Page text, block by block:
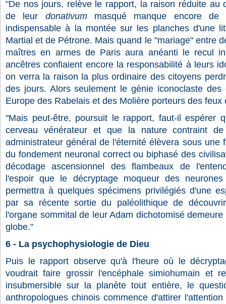
"De nos jours, relève le rapport, la raison réduite au
de leur
donativum
masqué manque encore de
indispensable à la montée sur les planches d'une
Martial et de Pétrone. Mais quand le "mariage" entre
maîtres en armes de Paris aura anéanti le recul
ancêtres confiaient encore la responsabilité à leurs
on verra la raison la plus ordinaire des citoyens
des jours. Alors seulement le génie iconoclaste
Europe des Rabelais et des Molière porteurs des
"Mais peut-être, poursuit le rapport, faut-il espérer
cerveau vénérateur et que la nature contraint
administrateur général de l'éternité élèvera sous une
du fondement neuronal correct ou biphasé des
décodage ascensionnel des flambeaux de
l'espoir que le décryptage moqueur des
permettra à quelques spécimens privilégiés d'une
par sa récente sortie du paléolithique de
l'organe sommital de leur Adam dichotomisé
globe."
6 - La psychophysiologie de Dieu
Puis le rapport observe qu'à l'heure où le
voudrait faire grossir l'encéphale simiohumain et
insubmersible sur la planète tout entière, le
anthropologues chinois commence d'attirer